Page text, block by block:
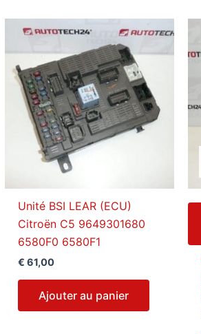
Unité BSI LEAR (ECU)
Citroën C5 9649301680
6580F0 6580F1
€ 61,00
Ajouter au panier